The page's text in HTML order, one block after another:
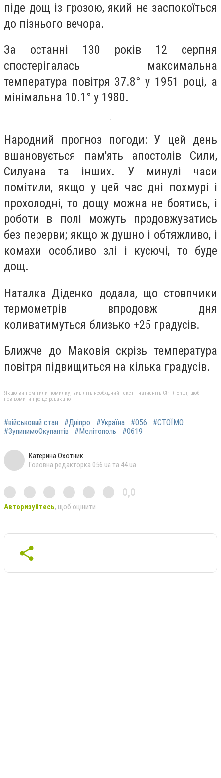
піде дощ із грозою, який не заспокоїться
до пізнього вечора.
За останні 130 років 12 серпня
спостерігалась максимальна
температура повітря 37.8° у 1951 році, а
мінімальна 10.1° у 1980.
Народний прогноз погоди: У цей день
вшановується пам'ять апостолів Сили,
Силуана та інших. У минулі часи
помітили, якщо у цей час дні похмурі і
прохолодні, то дощу можна не боятись, і
роботи в полі можуть продовжуватись
без перерви; якщо ж душно і обтяжливо, і
комахи особливо злі і кусючі, то буде
дощ.
Наталка Діденко додала, що стовпчики
термометрів впродовж дня
коливатимуться близько +25 градусів.
Ближче до Маковія скрізь температура
повітря підвищиться на кілька градусів.
Якщо ви помітили помилку, виділіть необхідний текст і натисніть Ctrl + Enter, щоб
повідомити про це редакцію
#військовий стан #Дніпро #Україна #056
#СТОЇМО
#ЗупинимоОкупантів
#Мелітополь #0619
Катерина Охотник
Головна редакторка 056.ua та 44.ua
0,0
Авторизуйтесь, щоб оцінити